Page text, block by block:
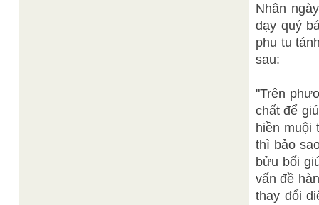
Nhân
dạy quý
phu tu
sau:
"Trên
chất để
hiền muội
thì bảo
bửu bối
vấn đề
thay đổi